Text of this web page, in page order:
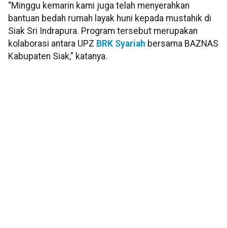
“Minggu kemarin kami juga telah menyerahkan
bantuan bedah rumah layak huni kepada mustahik di
Siak Sri Indrapura. Program tersebut merupakan
kolaborasi antara UPZ BRK Syariah bersama BAZNAS
Kabupaten Siak,” katanya.